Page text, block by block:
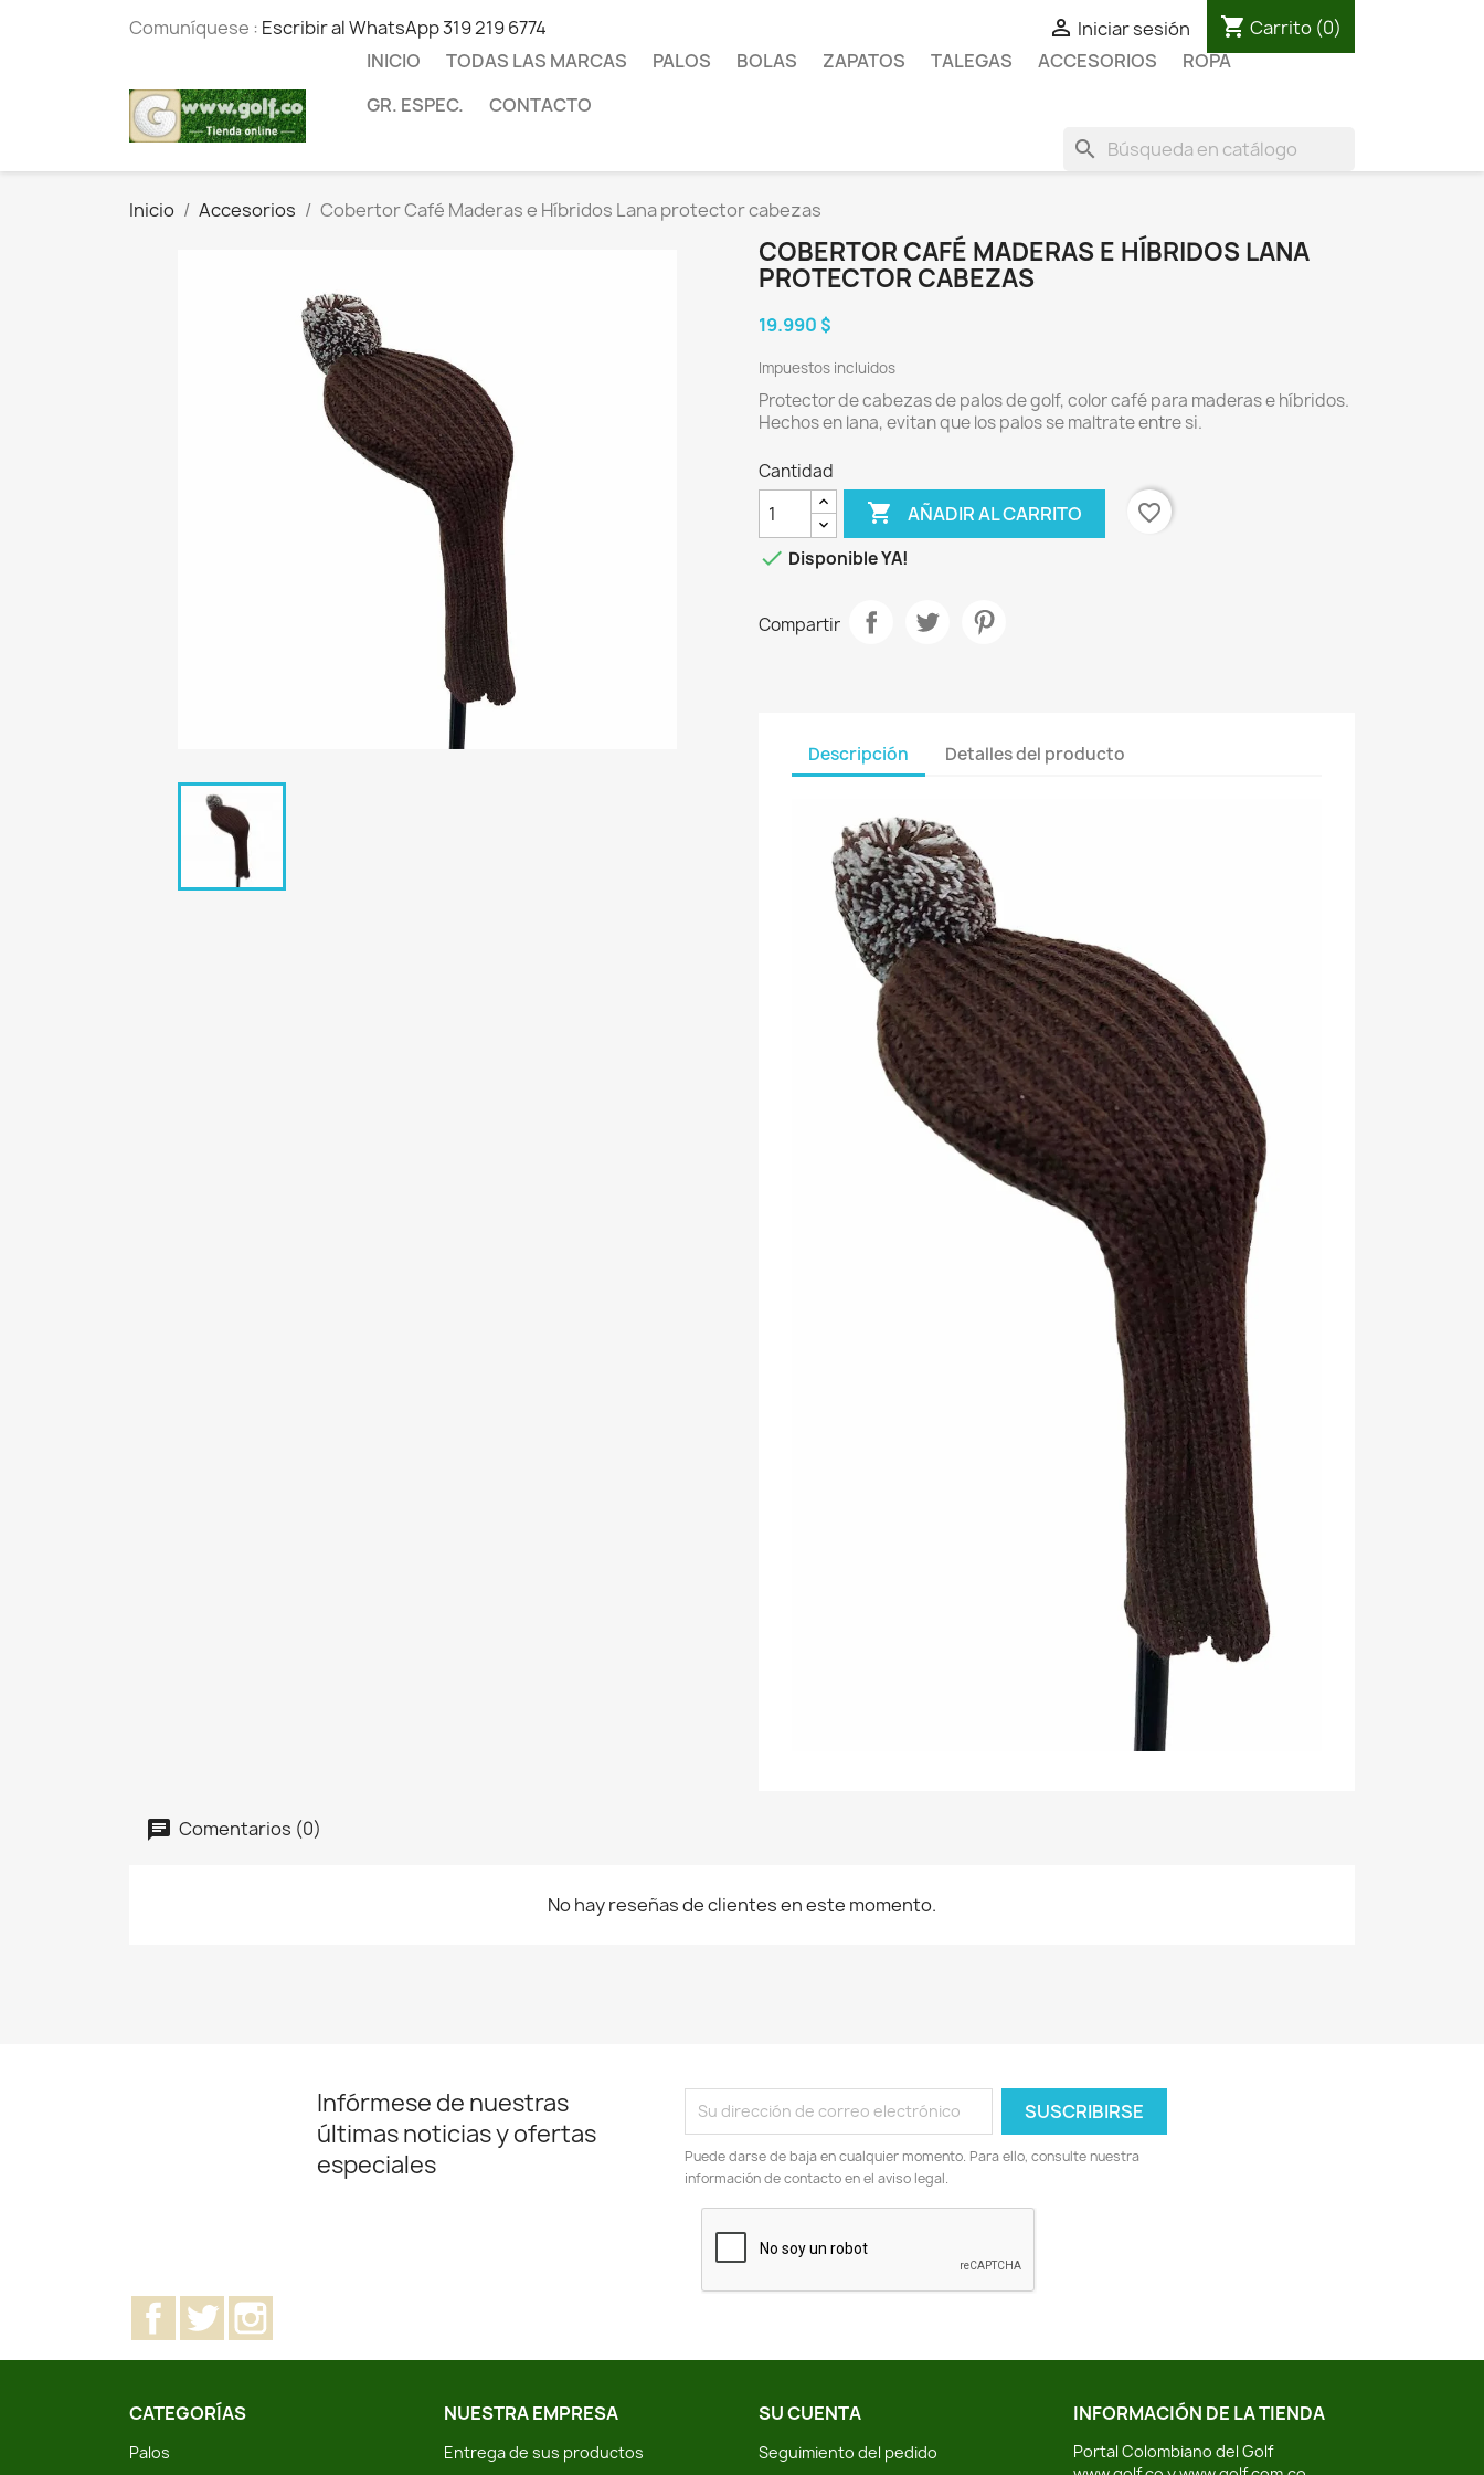
Comuníquese : Escribir al WhatsApp 319 219 6774  Iniciar sesión shopping_cart Carrito (0)
INICIO
TODAS LAS MARCAS PALOS BOLAS ZAPATOS TALEGAS ACCESORIOS
ROPA
GR. ESPEC.
CONTACTO
search
Inicio Accesorios Cobertor Café Maderas e Híbridos Lana protector cabezas
COBERTOR CAFÉ MADERAS E HÍBRIDOS LANA
PROTECTOR CABEZAS
19.990 $
Impuestos incluidos
Protector de cabezas de palos de golf, color café para maderas e híbridos.
Hechos en lana, evitan que los palos se maltrate entre si.
Cantidad
 AÑADIR AL CARRITO
favorite_border
 Disponible YA!
Compartir
Descripción Detalles del producto
Comentarios (0)
No hay reseñas de clientes en este momento.
Infórmese de nuestras
últimas noticias y ofertas
especiales
Puede darse de baja en cualquier momento. Para ello, consulte nuestra
información de contacto en el aviso legal.
Facebook
Twitter
CATEGORÍAS
Palos
NUESTRA EMPRESA
Entrega de sus productos
SU CUENTA
Seguimiento del pedido
INFORMACIÓN DE LA TIENDA
Portal Colombiano del Golf